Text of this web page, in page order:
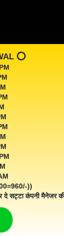
⭕️
))
सट्टा कंपनी मैनेजर की